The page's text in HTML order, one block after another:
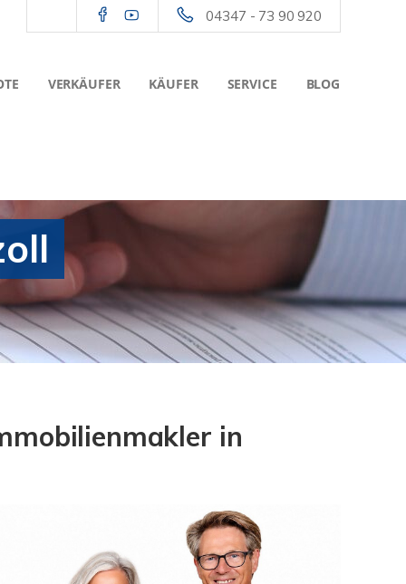
04347 - 73 90 920
VERKÄUFER KÄUFER SERVICE BLOG
in